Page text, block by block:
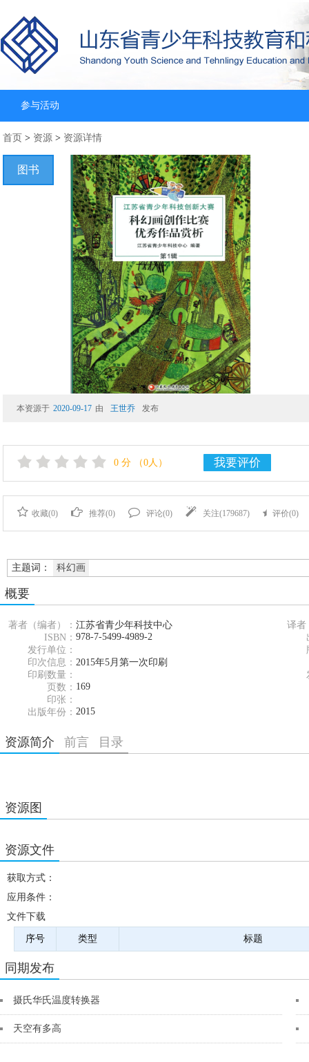
参与活动
首页 > 资源 > 资源详情
本资源于 2020-09-17 由 王世乔 发布
图书
0 分 （0人） 我要评价
收藏(0) 推荐(0) 评论(0) 关注(179687) 评价(0)
主题词： 科幻画
概要
著者（编者）： 江苏省青少年科技中心
译者
ISBN： 978-7-5499-4989-2
发行单位：
印次信息： 2015年5月第一次印刷
印刷数量：
页数： 169
印张：
出版年份： 2015
资源简介 前言 目录
资源图
资源文件
获取方式：
应用条件：
文件下载
序号 类型 标题
同期发布
摄氏华氏温度转换器
天空有多高